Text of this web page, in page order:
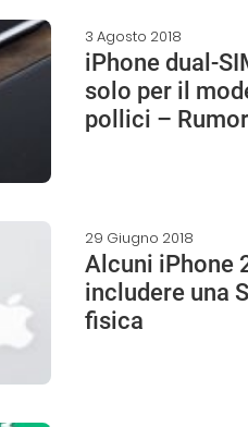
3 Agosto 2018
iPhone dual-
solo per il
pollici – Rumor
29 Giugno 2018
Alcuni iPhone
includere una
fisica